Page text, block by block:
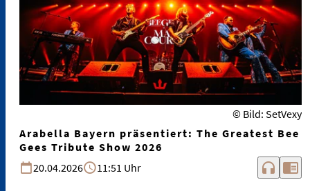
© Bild: SetVexy
Arabella Bayern präsentiert: The Greatest Bee
Gees Tribute Show 2026
20.04.2026
11:51 Uhr headphones chrome_reader_mode